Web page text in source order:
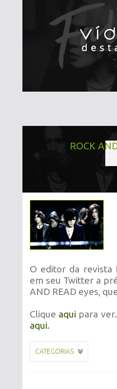
ROCK
O editor da revista
em seu Twitter a
AND READ eyes,
Clique aqui para
aqui.
CATEGORIAS